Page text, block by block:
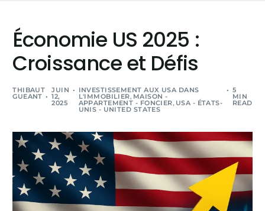
Économie US 2025 :
Croissance et Défis
THIBAUT
GUEANT
JUIN
12,
2025
INVESTISSEMENT AUX USA DANS
L'IMMOBILIER, MAISON -
APPARTEMENT - FONCIER, USA - ÉTATS-
UNIS - UNITED STATES
5
MIN
READ